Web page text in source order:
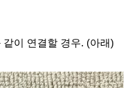
같이 연결할 경우. (아래)